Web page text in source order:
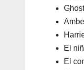
El
El